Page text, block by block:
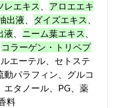
レエキス
アロエエキ
出液 ダイズエキス
液 ニーム葉エキス
コラーゲン・トリペプ
エーテル、セトステ
パラフィン、グルコ
エタノール、PG、薬
料